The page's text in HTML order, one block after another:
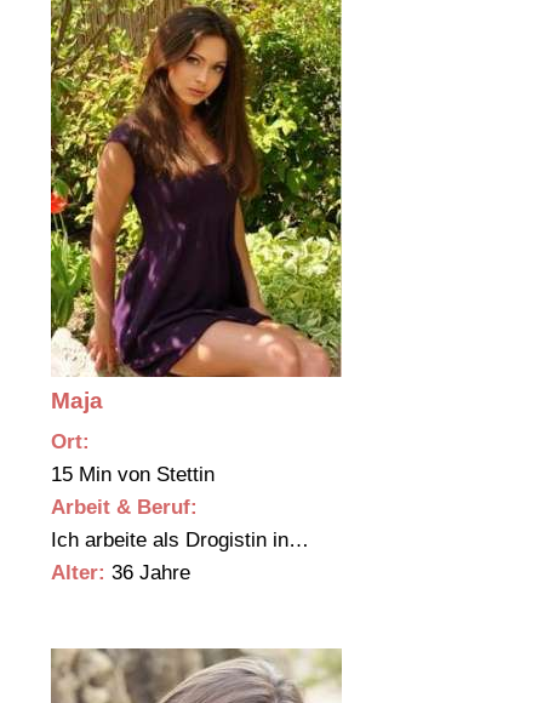
Maja
Ort:
15 Min von Stettin
Arbeit & Beruf:
Ich arbeite als Drogistin in…
Alter: 36 Jahre